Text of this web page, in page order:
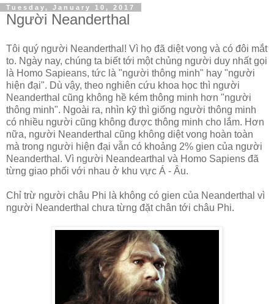
Tuesday, January 10, 2017
Người Neanderthal
Tôi quý người Neanderthal! Vì họ đã diệt vong và có đôi mắt
to. Ngày nay, chúng ta biết tới một chủng người duy nhất gọi
là Homo Sapieans, tức là "người thông minh" hay "người
hiện đại". Dù vậy, theo nghiên cứu khoa học thì người
Neanderthal cũng không hề kém thông minh hơn "người
thông minh". Ngoài ra, nhìn kỹ thì giống người thông minh
có nhiều người cũng không được thông minh cho lắm. Hơn
nữa, người Neanderthal cũng không diệt vong hoàn toàn
mà trong người hiện đại vẫn có khoảng 2% gien của người
Neanderthal. Vì người Neandearthal và Homo Sapiens đã
từng giao phối với nhau ở khu vực Á - Âu.
Chỉ trừ người châu Phi là không có gien của Neanderthal vì
người Neanderthal chưa từng đặt chân tới châu Phi.